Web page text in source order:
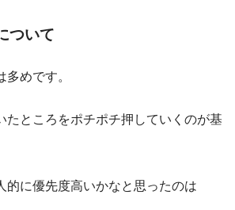
ついて
めです。
たところをポチポチ押していくのが基
的に優先度高いかなと思ったのは